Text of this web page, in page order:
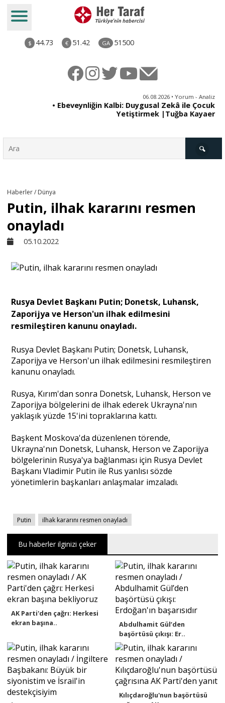
$ 44.73 € 51.42 GA 51500
06.08.2026 • Yorum - Analiz
• Ebeveynliğin Kalbi: Duygusal Zekâ ile Çocuk
Yetiştirmek |Tuğba Kayaer
Ekonomi
Dünya
Söyleşi
Yazı Dizisi
Portre
Yazarlar
Eğitim
Dosya Haber
Ankara Analiz
Sağlık
Haberler / Dünya
Putin, ilhak kararını resmen
onayladı
05.10.2022
Rusya Devlet Başkanı Putin; Donetsk, Luhansk,
Zaporijya ve Herson'un ilhak edilmesini
resmileştiren kanunu onayladı.
Rusya Devlet Başkanı Putin; Donetsk, Luhansk,
Zaporijya ve Herson'un ilhak edilmesini resmileştiren
kanunu onayladı.
Rusya, Kırım'dan sonra Donetsk, Luhansk, Herson ve
Zaporijya bölgelerini de ilhak ederek Ukrayna'nın
yaklaşık yüzde 15'ini topraklarına kattı.
Başkent Moskova'da düzenlenen törende,
Ukrayna'nın Donetsk, Luhansk, Herson ve Zaporijya
bölgelerinin Rusya'ya bağlanması için Rusya Devlet
Başkanı Vladimir Putin ile Rus yanlısı sözde
yönetimlerin başkanları anlaşmalar imzaladı.
Putin ilhak kararını resmen onayladı
Bu haberler ilginizi çeker
AK Parti'den çağrı: Herkesi
ekran başına..
Abdulhamit Gül’den
başörtüsü çıkışı: Er..
Kılıçdaroğlu'nun başörtüsü